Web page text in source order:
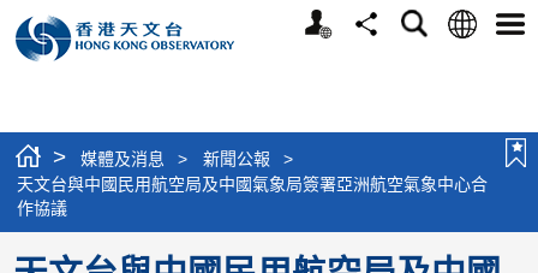
個
分
搜
語
選
> 媒體及消息 > 新聞公報
>
天文台與中國民用航空局及中國氣象局簽署亞洲航空氣象中心合
作協議